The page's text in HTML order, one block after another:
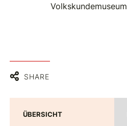
SHARE
ÜBERSICHT